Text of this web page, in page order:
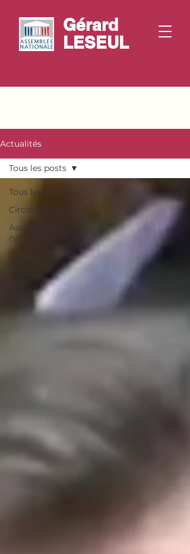
Gérard
LESEUL
Actualités
Tous les posts
Circonscription
Assemblée
nationale
Tous les posts